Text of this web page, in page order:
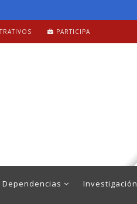
PARTICIPA
Dependencias Investigación